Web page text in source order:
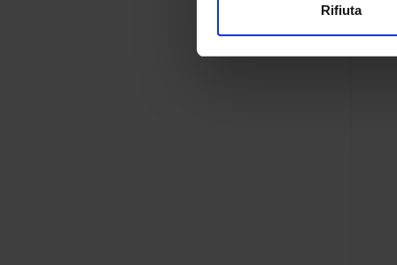
di analisi dei dati web,
che hanno raccolto dal tuo
Rifiuta